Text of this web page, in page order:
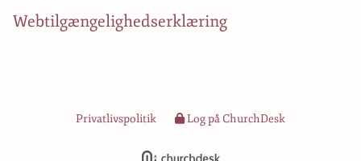
Webtilgængelighedserklæring
Privatlivspolitik Log på ChurchDesk